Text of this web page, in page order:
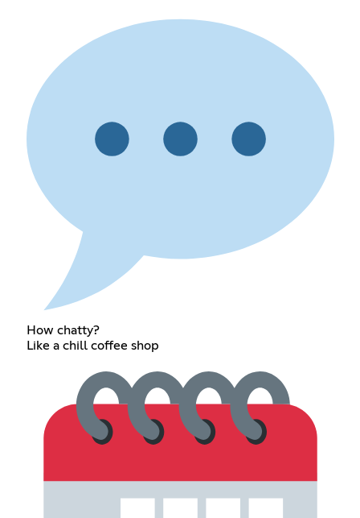
How chatty?
Like a chill coffee shop